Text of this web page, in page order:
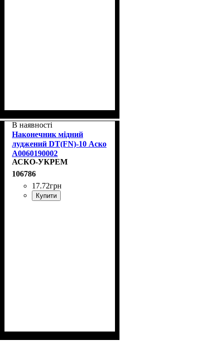
В наявності
Наконечник мідний
луджений DT(FN)-10 Аско
A0060190002
АСКО-УКРЕМ
106786
17.72грн
Купити